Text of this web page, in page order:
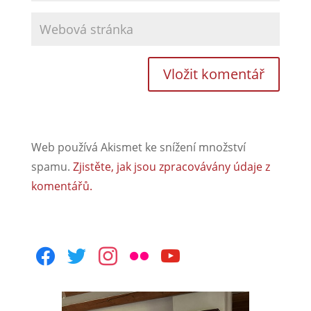
Web používá Akismet ke snížení množství
spamu. Zjistěte, jak jsou zpracovávány údaje z
komentářů.
facebooktwitterinstagram
flickr youtube